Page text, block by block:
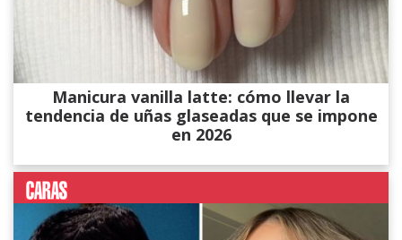
Manicura vanilla latte: cómo llevar la
tendencia de uñas glaseadas que se impone
en 2026